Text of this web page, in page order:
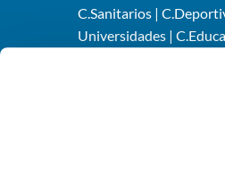
C.Sanitarios |
Universidades |